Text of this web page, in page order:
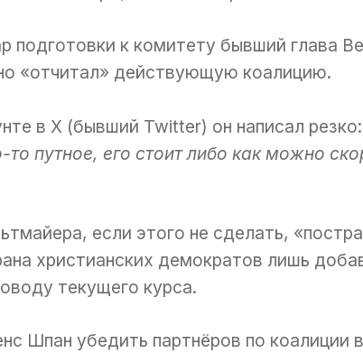
подготовки к комитету бывший глава
«отчитал» действующую коалицию.
в X (бывший Twitter) он написал резко:
то путное, его стоит либо как можно
если этого не сделать,
христианских демократов лишь
текущего курса.
Шпан убедить партнёров по